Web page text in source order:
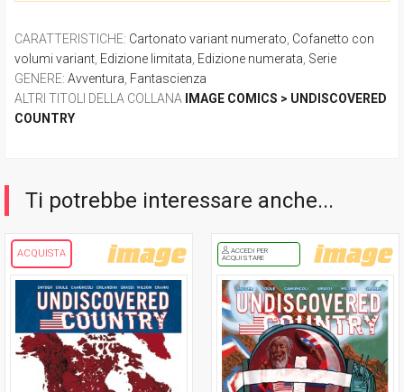
CARATTERISTICHE: Cartonato variant numerato Cofanetto con
volumi variant Edizione limitata Edizione numerata Serie
GENERE: Avventura Fantascienza
ALTRI TITOLI DELLA COLLANA
IMAGE COMICS > UNDISCOVERED
COUNTRY
Ti potrebbe interessare anche...
ACQUISTA
ACCEDI PER
ACQUISTARE